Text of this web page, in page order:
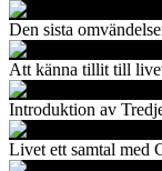
Den sista
Att känna tillit till
Introduktion av
Livet ett samtal med